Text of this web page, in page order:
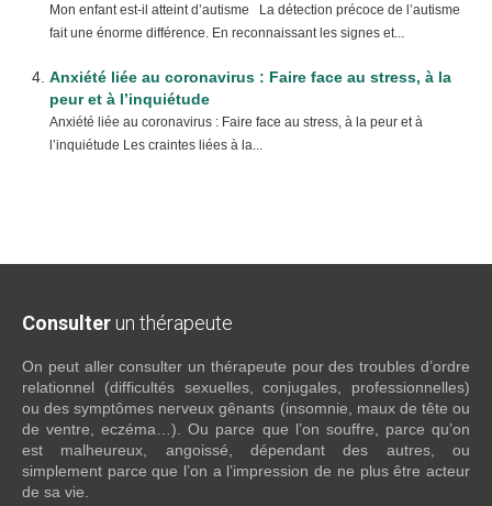
Mon enfant est-il atteint d’autisme La détection précoce de l’autisme
fait une énorme différence. En reconnaissant les signes et...
Anxiété liée au coronavirus : Faire face au stress, à la
peur et à l’inquiétude
Anxiété liée au coronavirus : Faire face au stress, à la peur et à
l’inquiétude Les craintes liées à la...
Consulter un thérapeute
On peut aller consulter un thérapeute pour des troubles d’ordre
relationnel (difficultés sexuelles, conjugales, professionnelles)
ou des symptômes nerveux gênants (insomnie, maux de tête ou
de ventre, eczéma…). Ou parce que l’on souffre, parce qu’on
est malheureux, angoissé, dépendant des autres, ou
simplement parce que l’on a l’impression de ne plus être acteur
de sa vie.